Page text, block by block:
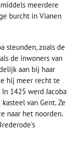
meerdere
burcht in Vianen
steunden, zoals de
de inwoners van
aan bij haar
hij meer recht te
1425 werd Jacoba
van Gent. Ze
naar het noorden.